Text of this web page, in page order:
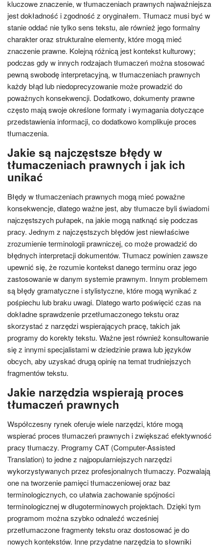
kluczowe znaczenie, w tłumaczeniach prawnych najważniejsza
jest dokładność i zgodność z oryginałem. Tłumacz musi być w
stanie oddać nie tylko sens tekstu, ale również jego formalny
charakter oraz strukturalne elementy, które mogą mieć
znaczenie prawne. Kolejną różnicą jest kontekst kulturowy;
podczas gdy w innych rodzajach tłumaczeń można stosować
pewną swobodę interpretacyjną, w tłumaczeniach prawnych
każdy błąd lub niedoprecyzowanie może prowadzić do
poważnych konsekwencji. Dodatkowo, dokumenty prawne
często mają swoje określone formaty i wymagania dotyczące
przedstawienia informacji, co dodatkowo komplikuje proces
tłumaczenia.
Jakie są najczęstsze błędy w
tłumaczeniach prawnych i jak ich
unikać
Błędy w tłumaczeniach prawnych mogą mieć poważne
konsekwencje, dlatego ważne jest, aby tłumacze byli świadomi
najczęstszych pułapek, na jakie mogą natknąć się podczas
pracy. Jednym z najczęstszych błędów jest niewłaściwe
zrozumienie terminologii prawniczej, co może prowadzić do
błędnych interpretacji dokumentów. Tłumacz powinien zawsze
upewnić się, że rozumie kontekst danego terminu oraz jego
zastosowanie w danym systemie prawnym. Innym problemem
są błędy gramatyczne i stylistyczne, które mogą wynikać z
pośpiechu lub braku uwagi. Dlatego warto poświęcić czas na
dokładne sprawdzenie przetłumaczonego tekstu oraz
skorzystać z narzędzi wspierających pracę, takich jak
programy do korekty tekstu. Ważne jest również konsultowanie
się z innymi specjalistami w dziedzinie prawa lub języków
obcych, aby uzyskać drugą opinię na temat trudniejszych
fragmentów tekstu.
Jakie narzędzia wspierają proces
tłumaczeń prawnych
Współczesny rynek oferuje wiele narzędzi, które mogą
wspierać proces tłumaczeń prawnych i zwiększać efektywność
pracy tłumaczy. Programy CAT (Computer-Assisted
Translation) to jedne z najpopularniejszych narzędzi
wykorzystywanych przez profesjonalnych tłumaczy. Pozwalają
one na tworzenie pamięci tłumaczeniowej oraz baz
terminologicznych, co ułatwia zachowanie spójności
terminologicznej w długoterminowych projektach. Dzięki tym
programom można szybko odnaleźć wcześniej
przetłumaczone fragmenty tekstu oraz dostosować je do
nowych kontekstów. Inne przydatne narzędzia to słowniki